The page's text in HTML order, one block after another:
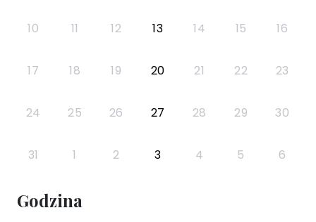
10 11 12 13 14 15 16
17 18 19 20 21 22 23
24 25 26 27 28 29 30
31 1 2 3 4 5 6
Godzina